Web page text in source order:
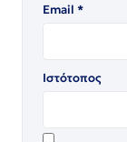
Email *
Ιστότοπος